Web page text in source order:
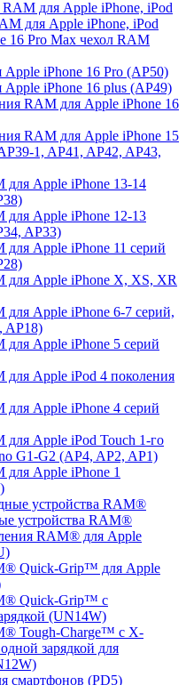
для Apple iPhone, iPod
16 Pro Max чехол RAM
iPhone 16 Pro (AP50)
iPhone 16 plus (AP49)
RAM для Apple iPhone 16
RAM для Apple iPhone 15
1, AP41, AP42, AP43,
для Apple iPhone 13-14
для Apple iPhone 12-13
AP33)
Apple iPhone 11 серий
для Apple iPhone X, XS, XR
Apple iPhone 6-7 серий,
AP18)
Apple iPhone 5 серий
для Apple iPod 4 поколения
Apple iPhone 4 серий
для Apple iPod Touch 1-го
G1-G2 (AP4, AP2, AP1)
Apple iPhone 1
устройства RAM®
RAM® для Apple
Quick-Grip™ для Apple
Quick-Grip™ с
(UN14W)
Tough-Charge™ с X-
зарядкой для